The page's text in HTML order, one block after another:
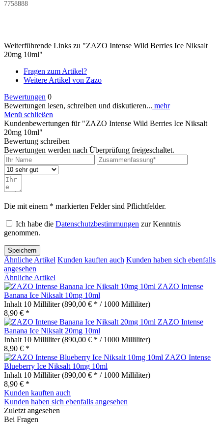
7758888
Weiterführende Links zu "ZAZO Intense Wild Berries Ice Niksalt
20mg 10ml"
Fragen zum Artikel?
Weitere Artikel von Zazo
Bewertungen 0
Bewertungen lesen, schreiben und diskutieren... mehr
Menü schließen
Kundenbewertungen für "ZAZO Intense Wild Berries Ice Niksalt
20mg 10ml"
Bewertung schreiben
Bewertungen werden nach Überprüfung freigeschaltet.
Die mit einem * markierten Felder sind Pflichtfelder.
Ich habe die Datenschutzbestimmungen zur Kenntnis
genommen.
Speichern
Ähnliche Artikel Kunden kauften auch Kunden haben sich ebenfalls
angesehen
Ähnliche Artikel
ZAZO Intense
Banana Ice Niksalt 10mg 10ml
Inhalt 10 Milliliter(890,00 € * / 1000 Milliliter)
8,90 € *
ZAZO Intense
Banana Ice Niksalt 20mg 10ml
Inhalt 10 Milliliter(890,00 € * / 1000 Milliliter)
8,90 € *
ZAZO Intense
Blueberry Ice Niksalt 10mg 10ml
Inhalt 10 Milliliter(890,00 € * / 1000 Milliliter)
8,90 € *
Kunden kauften auch
Kunden haben sich ebenfalls angesehen
Zuletzt angesehen
Bei Fragen